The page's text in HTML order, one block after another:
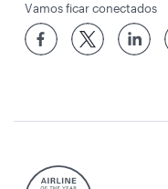
Vamos ficar conectados